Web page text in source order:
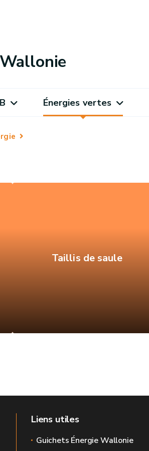
Énergies vertes
Taillis de saule
Liens utiles
Guichets Énergie Wallonie